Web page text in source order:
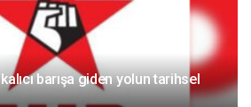
barışa giden yolun tarihsel